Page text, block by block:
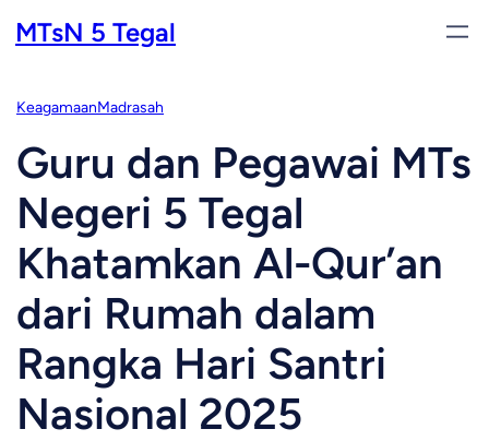
toMTsN 5 Tegal
KeagamaanMadrasah
Guru dan Pegawai MTs
Negeri 5 Tegal
Khatamkan Al-Qur’an
dari Rumah dalam
Rangka Hari Santri
Nasional 2025